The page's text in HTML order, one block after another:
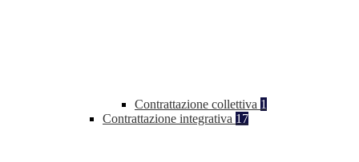
Contrattazione collettiva 1
Contrattazione integrativa 17